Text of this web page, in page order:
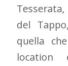
del
quella